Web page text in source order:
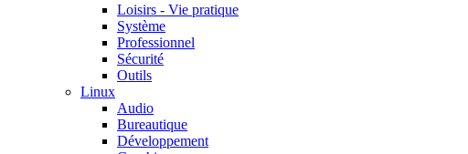
Loisirs - Vie pratique
Système
Professionnel
Sécurité
Outils
Linux
Audio
Bureautique
Développement